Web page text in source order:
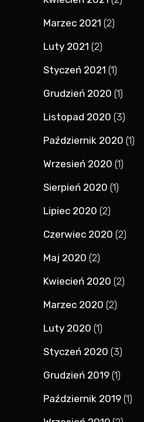
Marzec 2021 (2)
Luty 2021 (2)
Styczeń 2021 (1)
Grudzień 2020 (1)
Listopad 2020 (3)
Październik 2020 (1)
Wrzesień 2020 (1)
Sierpień 2020 (1)
Lipiec 2020 (2)
Czerwiec 2020 (2)
Maj 2020 (2)
Kwiecień 2020 (2)
Marzec 2020 (2)
Luty 2020 (1)
Styczeń 2020 (3)
Grudzień 2019 (1)
Październik 2019 (1)